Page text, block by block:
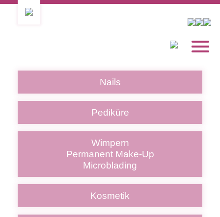
Nails
Pediküre
Wimpern
Permanent Make-Up
Microblading
Kosmetik